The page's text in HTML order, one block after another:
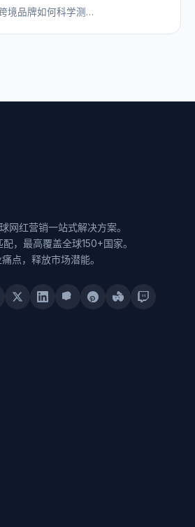
境品牌如何科学测…
网红营销一站式解决方案。
，最高覆盖全球150+国家。
点，释放市场潜能。